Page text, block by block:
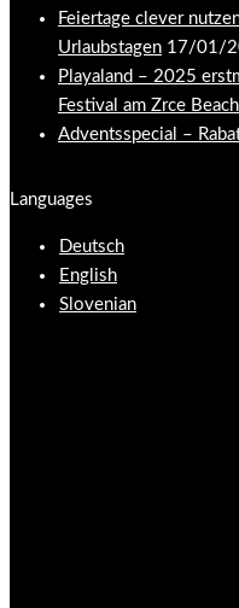
Feiertage clever
Urlaubstagen 17/01/
Playaland – 2025
Festival am Zrce
Adventsspecial –
Languages
Deutsch
English
Slovenian